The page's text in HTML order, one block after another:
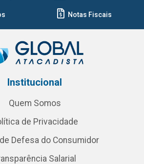
Notas Fiscais
Institucional
Quem Somos
de Privacidade
Defesa do Consumidor
Salarial